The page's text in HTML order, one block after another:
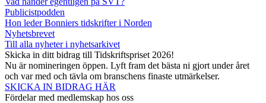
Publicistpodden
Hon leder Bonniers tidskrifter i Norden
Nyhetsbrevet
Till alla nyheter i nyhetsarkivet
Skicka in ditt bidrag till Tidskriftspriset 2026!
Nu är nomineringen öppen. Lyft fram det bästa ni gjort under året
och var med och tävla om branschens finaste utmärkelser.
SKICKA IN BIDRAG HÄR
Fördelar med medlemskap hos oss